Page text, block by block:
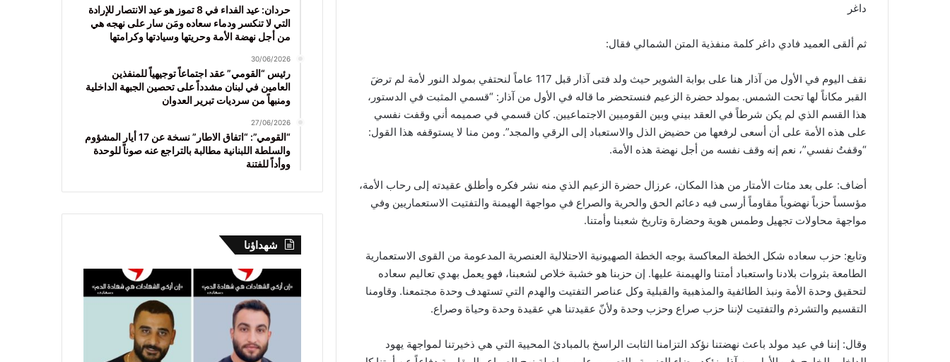
داغر
ثم ألقى العميد فادي داغر كلمة منفذية المتن الشمالي فقال:
نقف اليوم في الأول من آذار هنا على بوابة الشوير حيث ولد فتى آذار قبل 117 عاماً لنحتفي بمولد النور لأمة لم ترضَ
القبر مكاناً لها تحت الشمس. بمولد حضرة الزعيم فنستحضر ما قاله في الأول من آذار: “قسمي المثبت في الدستور،
هذا القسم الذي لم يكن شرطاً في العقد بيني وبين القوميين الاجتماعيين. كان قسمي في صميمه أني وقفت نفسي
على هذه الأمة على أن أسعى لرفعها من حضيض الذل والاستعباد إلى الرقي والمجد”. ومن منا لا يستوقفه هذا القول:
“وقفتُ نفسي”، نعم إنه وقف نفسه من أجل نهضة هذه الأمة.
أضاف: على بعد مئات الأمتار من هذا المكان، عرزال حضرة الزعيم الذي منه نشر فكره وأطلق عقيدته إلى رحاب الأمة،
مؤسساً حزباً نهضوياً مقاوماً أرسى فيه دعائم الحق والحرية والصراع في مواجهة الهيمنة والتفتيت الاستعماريين وفي
مواجهة محاولات تجهيل وطمس هوية وحضارة وتاريخ شعبنا وأمتنا.
وتابع: حزب سعاده شكل الخطة المعاكسة بوجه الخطة الصهيونية الاحتلالية العنصرية المدعومة من القوى الاستعمارية
الطامعة بثروات بلادنا واستعباد أمتنا والهيمنة عليها. إن حزبنا هو خشبة خلاص لشعبنا، فهو يعمل بهدي تعاليم سعاده
لتحقيق وحدة الأمة ونبذ الطائفية والمذهبية والقبلية وكل عناصر التفتيت والهدم التي تستهدف وحدة مجتمعنا. وقاومنا
التقسيم والتشرذم والتفتيت لإننا حزب صراع وحزب وحدة ولأنّ عقيدتنا هي عقيدة وحدة وحياة وصراع.
وقال: إننا في عيد مولد باعث نهضتنا نؤكد التزامنا الثابت الراسخ بالمبادئ المحيية التي هي ذخيرتنا لمواجهة يهود
حردان: عيد الفداء في 8 تموز هو عيد الانتصار للإرادة
التي لا تنكسر ودماء سعاده ومَن سار على نهجه هي
من أجل نهضة الأمة وحريتها وسيادتها وكرامتها
30/06/2026
رئيس “القومي” عقد اجتماعاً توجيهياً للمنفذين
العامين في لبنان مشدداً على تحصين الجبهة الداخلية
ومنبهاً من سرديات تبرير العدوان
27/06/2026
“القومي”: “اتفاق الاطار” نسخة عن 17 أيار المشؤوم
والسلطة اللبنانية مطالبة بالتراجع عنه صوناً للوحدة
ووأداً للفتنة
شهداؤنا